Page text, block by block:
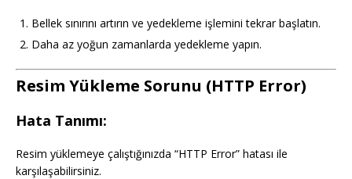
Bellek sınırını artırın ve yedekleme işlemini tekrar başlatın.
Daha az yoğun zamanlarda yedekleme yapın.
Resim Yükleme Sorunu (HTTP Error)
Hata Tanımı:
Resim yüklemeye çalıştığınızda “HTTP Error” hatası ile
karşılaşabilirsiniz.